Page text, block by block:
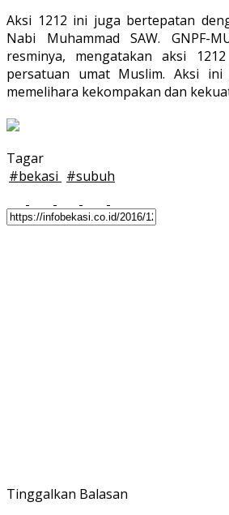
Aksi 1212 ini juga bertepatan
Nabi Muhammad SAW. GNPF-
resminya, mengatakan aksi
persatuan umat Muslim. Aksi
memelihara kekompakan dan
Tagar
#bekasi #subuh
Tinggalkan Balasan